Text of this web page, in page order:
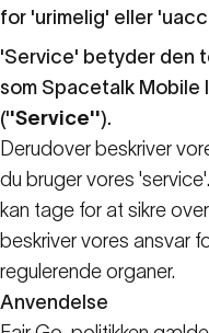
for 'urimelig' eller
'Service' betyder den
som Spacetalk
(''Service'').
Derudover beskriver
du bruger vores
kan tage for at sikre
beskriver vores ansvar
regulerende organer.
Anvendelse